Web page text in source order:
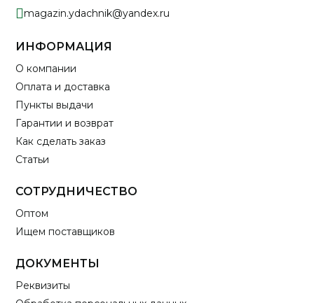
magazin.ydachnik@yandex.ru
ИНФОРМАЦИЯ
О компании
Оплата и доставка
Пункты выдачи
Гарантии и возврат
Как сделать заказ
Статьи
СОТРУДНИЧЕСТВО
Оптом
Ищем поставщиков
ДОКУМЕНТЫ
Реквизиты